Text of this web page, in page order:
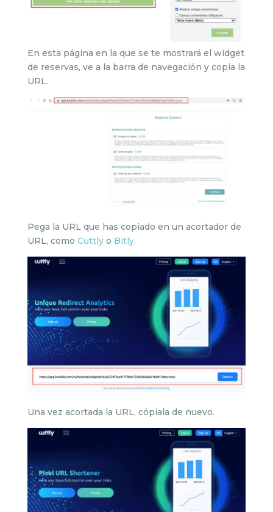
En esta página en la que se te mostrará el widget
de reservas, ve a la barra de navegación y copia la
URL.
Pega la URL que has copiado en un acortador de
URL, como Cuttlyo Bitly.
Una vez acortada la URL, cópiala de nuevo.